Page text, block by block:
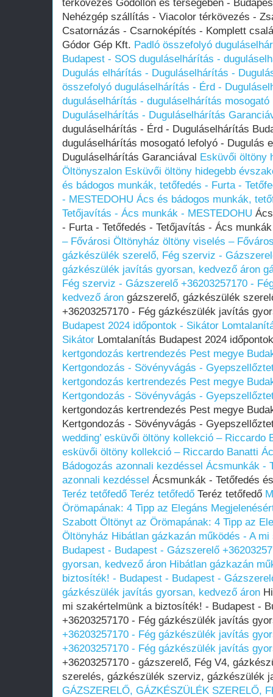
térkövezés Gödöllőn és térségében -
Nehézgép szállítás - Viacolor térkövezés -
Csatornázás - Csarnoképítés - Komplett
Gódor Gép Kft. Padló összefolyó
Budapest - SOS duguláselhárítás -
Dugulás elhárítás - Duguláselhárítás -
összefolyó duguláselhárítás - Érd -
duguláselhárítás - duguláselhárítás
Duguláselhárítás - Duguláselhárítás
duguláselhárítás - Érd - Duguláselhárítás
duguláselhárítás mosogató lefolyó - Dugulás
Duguláselhárítás Garanciával Esküvői öltöny
Öltönyszalon Esküvői öltöny hidegebb
és bádogos munkák, tetőfedés - Furta -
- MESTEDOHU Ács és bádogos munkák,
Tetőjavítás - Ács munkák - MESTEDOHU
- Furta - Tetőfedés - Tetőjavítás - Ács
– Fővárosi Öltönyház öltöny viselés –
gázkészülék szerelő, Fég szerviz -
gázkészülék javítás gyorsan, kedvező áron
Fég szerviz - Gázszerelő +36203257170 -
kedvező áron gázszerelő, gázkészülék
+36203257170 - Fég gázkészülék javítás
Budapest 2024 időpontok - Sikátor
Sikátor Lomtalanítás Budapest 2024
kertgondozás kertrendezés Pest megye
Kertgondozás - Sövényvágás -
kertgondozás kertrendezés Pest megye
Kertgondozás - Sövényvágás -
kertgondozás kertrendezés Pest megye
Kertgondozás - Sövényvágás -
wedding’ esküvői öltöny kollekció – Riccardo
esküvői öltöny kollekció – Riccardo Banatti
Bádogozás azonnali kezdéssel Ácsmunkák -
azonnali kezdéssel Ácsmunkák - Tetőfedés
Teréz tetőfedő Teréz tetőfedő Teréz tetőfedő
Örömapának: 4 Tipp az Elegáns
Szabott Öltönyt az Örömapának: 4 Tipp az
Öltönyház Hibátlan gázkazán működés - A
Budapest - Budapest - Gázszerelő
gyorsan, kedvező áron Hibátlan gázkazán
biztosíték! - Budapest - Budapest -
gázkészülék javítás gyorsan, kedvező áron
mi szakértelmünk a biztosíték! - Budapest -
+36203257170 - Fég gázkészülék javítás
+36203257170 - Fég gázkészülék javítás
+36203257170 - Fég gázkészülék javítás
+36203257170 - gázszerelő, Fég V4,
szerelés, gázkészülék szerviz, gázkészülék
GÁZSZERELŐ, GÁZKÉSZÜLÉK SZERELŐ,